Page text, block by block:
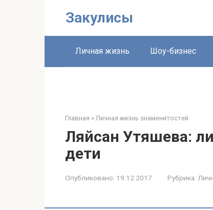
Закулисы
Личная жизнь Шоу-бизнес
Главная » Личная жизнь знаменитостей
Ляйсан Утяшева:
дети
Опубликовано: 19.12.2017 Рубрика: